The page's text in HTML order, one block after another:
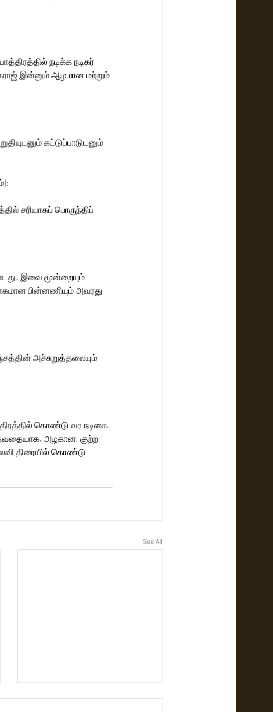
நடிக்க நடிகர்
இன்னும் ஆழமான மற்றும்
கட்டுப்பாடுடனும்
சரியாகப் பொருந்திப்
இவை மூன்றையும்
பின்னணியும் அவரது
அச்சுறுத்தலையும்
கொண்டு வர நடிகை
அழகான, குற்ற
திரையில் கொண்டு
See All